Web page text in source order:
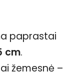
paprastai
cm.
žemesnė –